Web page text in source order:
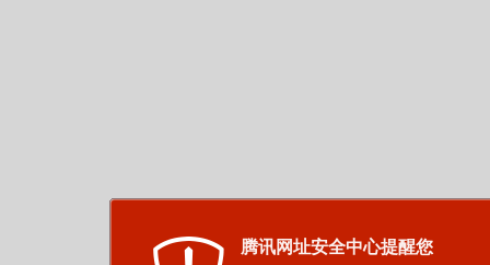
腾讯网址安全中心提醒您